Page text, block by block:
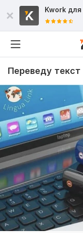
Kwork для
Переведу текст